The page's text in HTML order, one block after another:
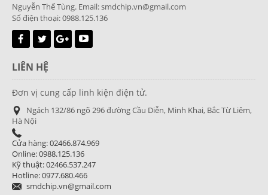
Nguyễn Thế Tùng. Email: smdchip.vn@gmail.com
Số điện thoại: 0988.125.136
LIÊN HỆ
Đơn vị cung cấp linh kiện điện tử.
Ngách 132/86 ngõ 296 đường Cầu Diễn, Minh Khai, Bắc Từ Liêm,
Hà Nội
Cửa hàng: 02466.874.969
Online: 0988.125.136
Kỹ thuật: 02466.537.247
Hotline: 0977.680.466
smdchip.vn@gmail.com